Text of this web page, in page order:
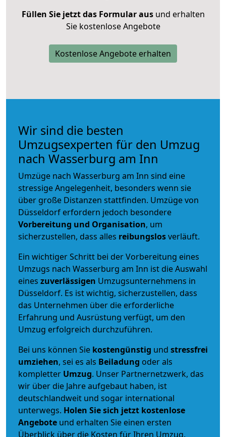
Füllen Sie jetzt das Formular ausund erhalten
Sie kostenlose Angebote
Kostenlose Angebote erhalten
Wir sind die besten
Umzugsexperten für den Umzug
nach Wasserburg am Inn
Umzüge nach Wasserburg am Inn sind eine
stressige Angelegenheit, besonders wenn sie
über große Distanzen stattfinden. Umzüge von
Düsseldorf erfordern jedoch besondere
Vorbereitung und Organisation, um
sicherzustellen, dass alles reibungslosverläuft.
Ein wichtiger Schritt bei der Vorbereitung eines
Umzugs nach Wasserburg am Inn ist die Auswahl
eines zuverlässigen Umzugsunternehmens in
Düsseldorf. Es ist wichtig, sicherzustellen, dass
das Unternehmen über die erforderliche
Erfahrung und Ausrüstung verfügt, um den
Umzug erfolgreich durchzuführen.
Bei uns können Sie kostengünstig und stressfrei
umziehen, sei es als Beiladung oder als
kompletter Umzug. Unser Partnernetzwerk, das
wir über die Jahre aufgebaut haben, ist
deutschlandweit und sogar international
unterwegs. Holen Sie sich jetzt kostenlose
Angebote und erhalten Sie einen ersten
Überblick über die Kosten für Ihren Umzug.